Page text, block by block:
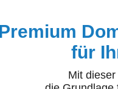
Premium
für
Mit